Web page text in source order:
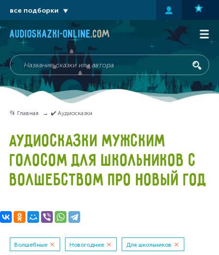
audioskazki-online.com
📂 Главная ✔️ Аудиосказки
АУДИОСКАЗКИ МУЖСКИМ
ГОЛОСОМ ДЛЯ ШКОЛЬНИКОВ С
ВОЛШЕБСТВОМ ПРО НОВЫЙ ГОД
Волшебные Новогодние Для школьников
все подборки